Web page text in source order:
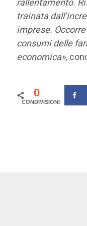
rallentamento.
trainata
imprese.
consumi delle
economica»,
0